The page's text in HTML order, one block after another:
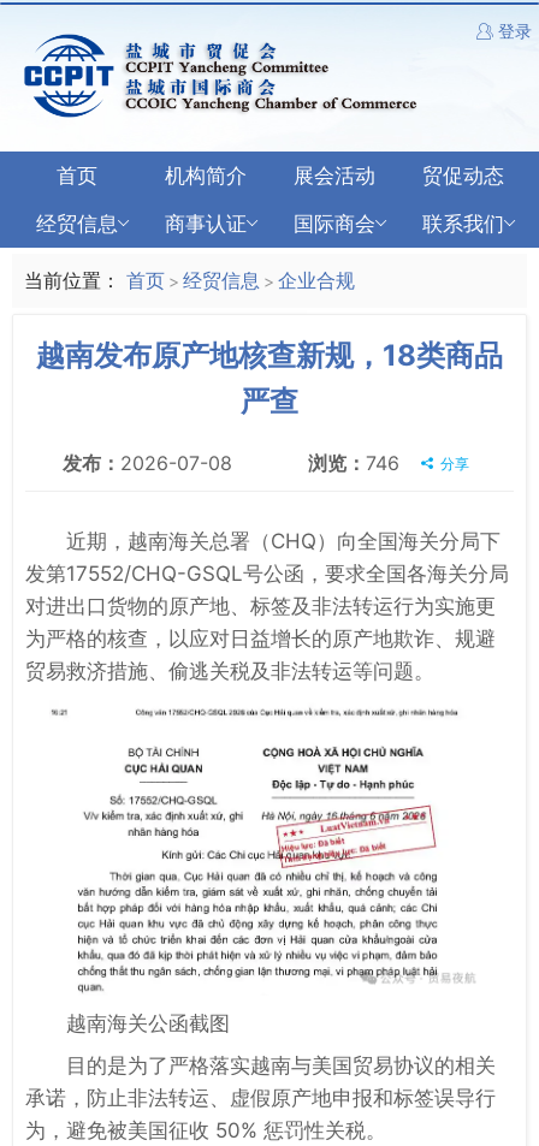
登录
首页 机构简介 展会活动
贸促动态
经贸信息
商事认证 国际商会 联系我们
当前位置： 首页 > 经贸信息 > 企业合规
越南发布原产地核查新规，18类商品
严查
发布： 2026-07-08 浏览： 746 分享
近期，越南海关总署（CHQ）向全国海关分局下
发第17552/CHQ-GSQL号公函，要求全国各海关分局
对进出口货物的原产地、标签及非法转运行为实施更
为严格的核查，以应对日益增长的原产地欺诈、规避
贸易救济措施、偷逃关税及非法转运等问题。
越南海关公函截图
目的是为了严格落实越南与美国贸易协议的相关
承诺，防止非法转运、虚假原产地申报和标签误导行
为，避免被美国征收 50% 惩罚性关税。